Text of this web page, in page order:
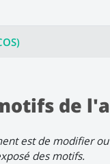
de
est de modifier
des motifs.